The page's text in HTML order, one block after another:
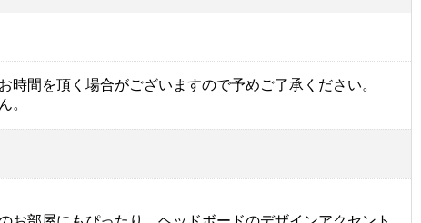
間を頂く場合がございますので予めご了承ください。
。